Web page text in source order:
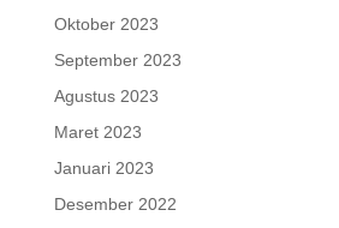
Oktober 2023
September 2023
Agustus 2023
Maret 2023
Januari 2023
Desember 2022